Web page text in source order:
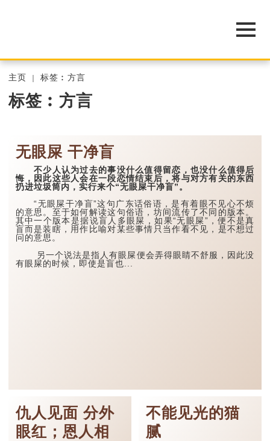
主页 标签︰方言
标签︰方言
无眼屎 干净盲
不少人认为过去的事没什么值得留恋，也没什么值得后
悔，因此这些人会在一段恋情结束后，将与对方有关的东西
扔进垃圾筒内，实行来个“无眼屎干净盲”。
“无眼屎干净盲”这句广东话俗语，是有着眼不见心不烦
的意思。至于如何解读这句俗语，坊间流传了不同的版本。
其中一个版本是据说盲人多眼屎，如果“无眼屎”，便不是真
盲而是装瞎，用作比喻对某些事情只当作看不见，是不想过
问的意思。
另一个说法是指人有眼屎便会弄得眼睛不舒服，因此没
有眼屎的时候，即使是盲也...
仇人见面 分外
眼红；恩人相
不能见光的猫
腻